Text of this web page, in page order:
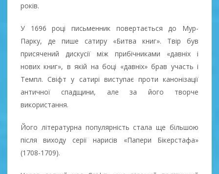
років.
У 1696 році письменник повертається до Мур-
Парку, де пише сатиру «Битва книг». Твір був
присячений дискусії між прибічниками «давніх і
нових книг», в якій на боці «давніх» брав участь і
Темпл. Свіфт у сатирі виступає проти канонізації
античної спадщини, але за його творче
використання.
Його літературна популярність стала ще більшою
після виходу серії нарисів «Папери Бікерстафа»
(1708-1709).